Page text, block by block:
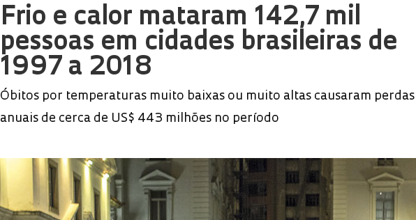
Frio e calor mataram 142,7 mil
pessoas em cidades brasileiras de
1997 a 2018
Óbitos por temperaturas muito baixas ou muito altas causaram perdas
anuais de cerca de US$ 443 milhões no período